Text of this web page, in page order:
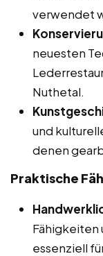
verwendet
neuesten
Nuthetal.
und
denen
Praktische
Fähigkeiten
essenziell